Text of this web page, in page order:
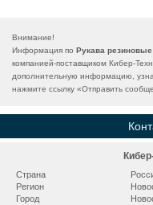
Внимание!
Информация по Рукава
компанией-поставщиком Кибер-
дополнительную информацию,
нажмите ссылку «Отправить
Страна
Регион
Город